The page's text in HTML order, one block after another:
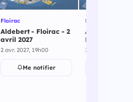
Floirac
Aldebert - Floirac - 2
avril 2027
2 avr. 2027, 19h00
Me notifier
St Herblain
Aldebert - St
Herblain - 3
2027
3 avr. 2027, 15h00